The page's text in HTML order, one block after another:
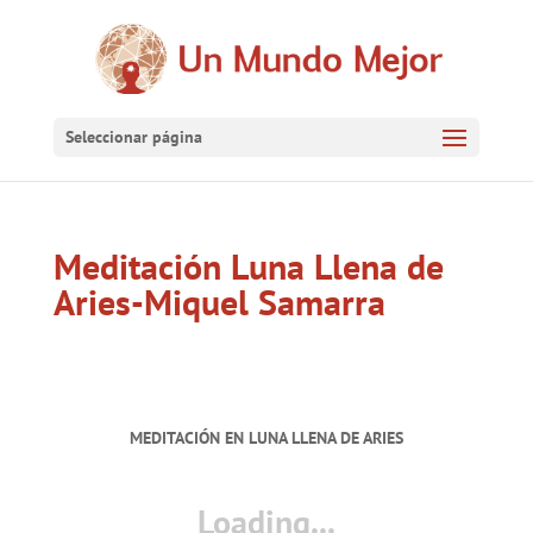
Seleccionar página
Meditación Luna Llena de
Aries-Miquel Samarra
MEDITACIÓN EN LUNA LLENA DE ARIES